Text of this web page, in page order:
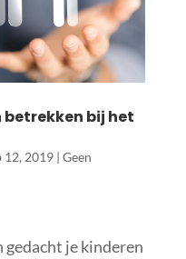
betrekken bij het
12, 2019| Geen
gedacht je kinderen